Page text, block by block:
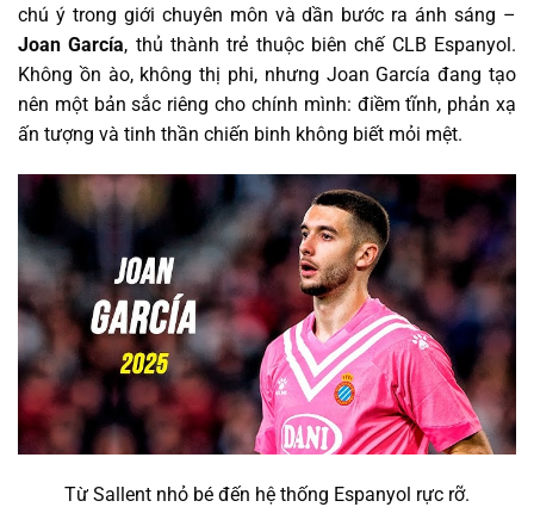
chú ý trong giới chuyên môn và dần bước ra ánh sáng –
Joan García, thủ thành trẻ thuộc biên chế CLB Espanyol.
Không ồn ào, không thị phi, nhưng Joan García đang tạo
nên một bản sắc riêng cho chính mình: điềm tĩnh, phản xạ
ấn tượng và tinh thần chiến binh không biết mỏi mệt.
Từ Sallent nhỏ bé đến hệ thống Espanyol rực rỡ.